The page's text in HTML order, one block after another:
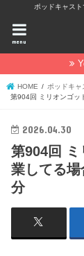
ポッドキャス
menu
HOME
ポッドキャ
第904回 ミリオンゴッ
2026.04.30
第904回
業してる
分